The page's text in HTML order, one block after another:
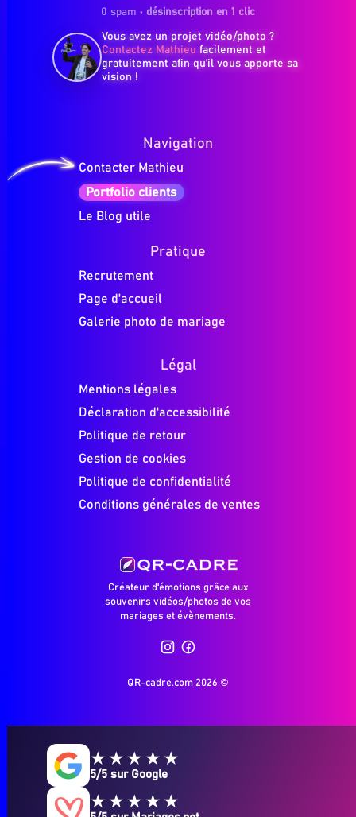
0 spam • désinscription en 1 clic
Vous avez un projet vidéo/photo ?
Contactez Mathieu facilement et
gratuitement afin qu'il vous apporte sa
vision !
Navigation
Contacter Mathieu
Portfolio clients
Le Blog utile
Pratique
Recrutement
Page d'accueil
Galerie photo de mariage
Légal
Mentions légales
Déclaration d'accessibilité
Politique de retour
Gestion de cookies
Politique de confidentialité
Conditions générales de ventes
Créateur d'émotions grâce aux
souvenirs vidéos/photos de vos
mariages et évènements.
QR-cadre.com 2026 ©
★★★★★
5/5 sur Google
★★★★★